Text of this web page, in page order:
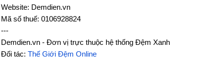
Website: Demdien.vn
Mã số thuế: 0106928824
---
Demdien.vn - Đơn vị trực thuộc hệ thống Đệm Xanh
Đối tác: Thế Giới Đệm Online